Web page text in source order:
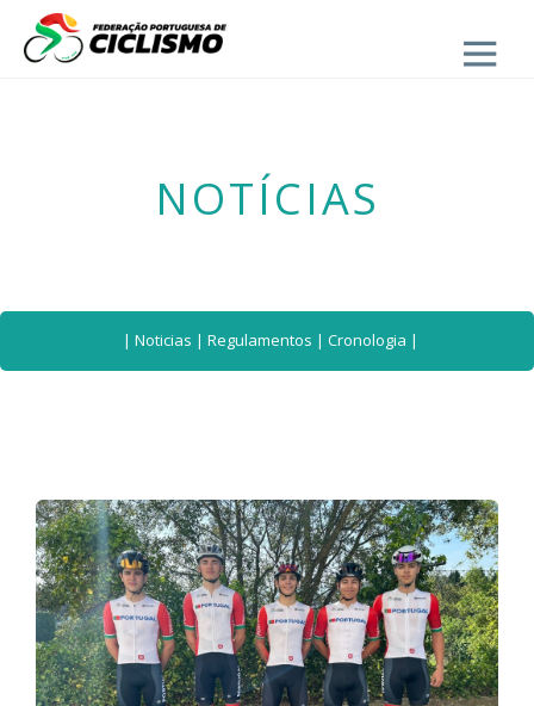
Close
- Seleção Nacional
NOTÍCIAS
| Noticias | Regulamentos | Cronologia |